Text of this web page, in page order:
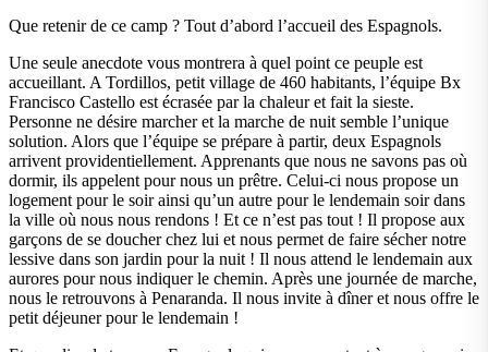
Que retenir de ce camp ? Tout d’abord l’accueil des Espagnols.
Une seule anecdote vous montrera à quel point ce peuple est
accueillant. A Tordillos, petit village de 460 habitants, l’équipe Bx
Francisco Castello est écrasée par la chaleur et fait la sieste.
Personne ne désire marcher et la marche de nuit semble l’unique
solution. Alors que l’équipe se prépare à partir, deux Espagnols
arrivent providentiellement. Apprenants que nous ne savons pas où
dormir, ils appelent pour nous un prêtre. Celui-ci nous propose un
logement pour le soir ainsi qu’un autre pour le lendemain soir dans
la ville où nous nous rendons ! Et ce n’est pas tout ! Il propose aux
garçons de se doucher chez lui et nous permet de faire sécher notre
lessive dans son jardin pour la nuit ! Il nous attend le lendemain aux
aurores pour nous indiquer le chemin. Après une journée de marche,
nous le retrouvons à Penaranda. Il nous invite à dîner et nous offre le
petit déjeuner pour le lendemain !